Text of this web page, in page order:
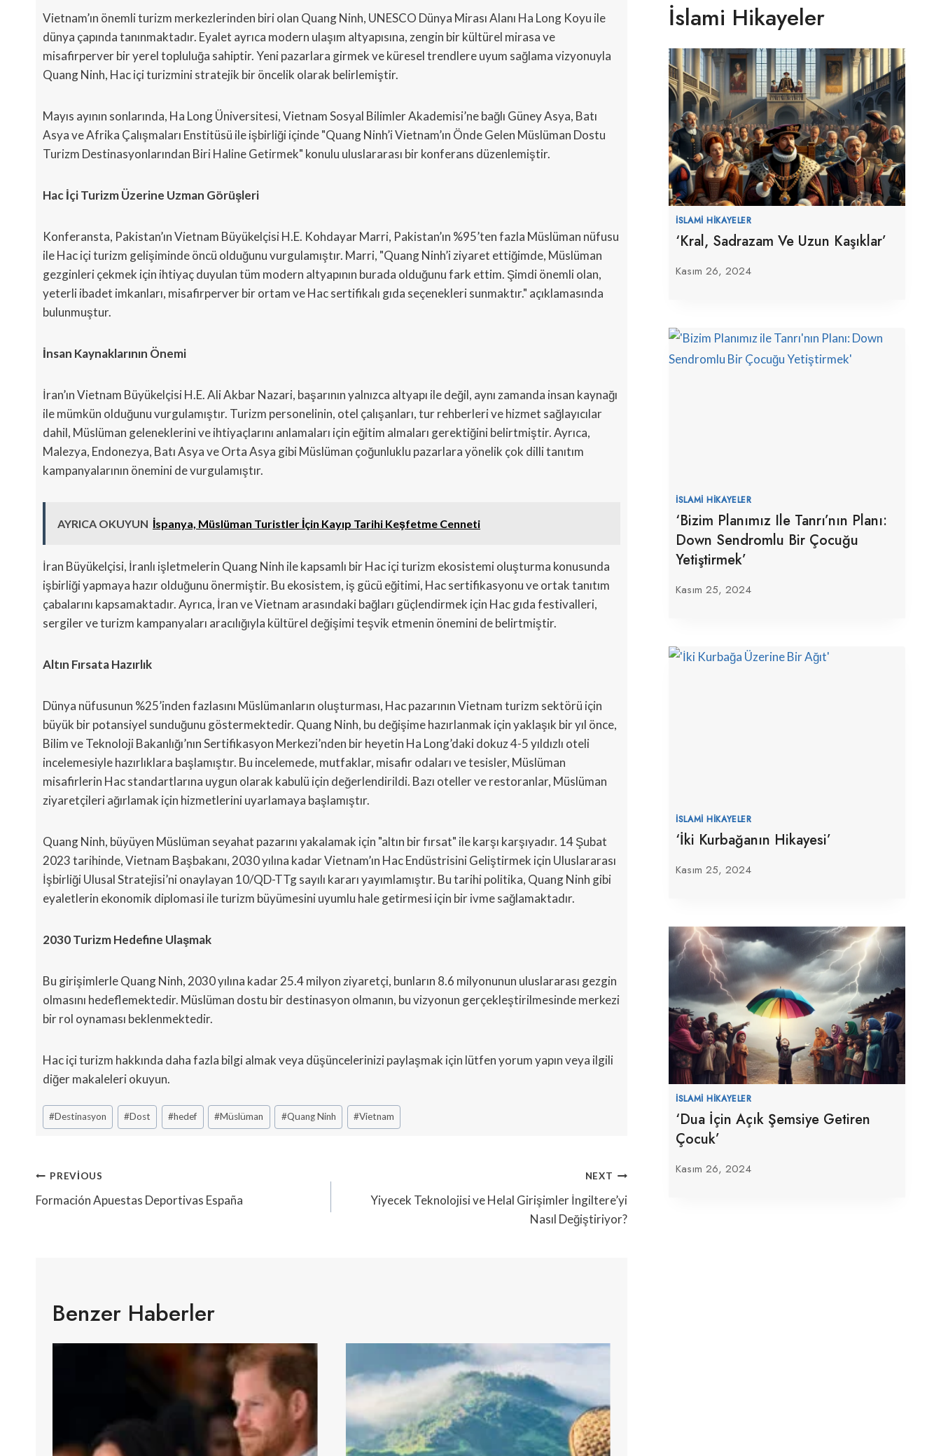
Vietnam’ın önemli turizm merkezlerinden biri olan Quang Ninh, UNESCO Dünya Mirası Alanı Ha Long Koyu ile
dünya çapında tanınmaktadır. Eyalet ayrıca modern ulaşım altyapısına, zengin bir kültürel mirasa ve
misafirperver bir yerel topluluğa sahiptir. Yeni pazarlara girmek ve küresel trendlere uyum sağlama vizyonuyla
Quang Ninh, Hac içi turizmini stratejik bir öncelik olarak belirlemiştir.
Mayıs ayının sonlarında, Ha Long Üniversitesi, Vietnam Sosyal Bilimler Akademisi’ne bağlı Güney Asya, Batı
Asya ve Afrika Çalışmaları Enstitüsü ile işbirliği içinde "Quang Ninh’i Vietnam’ın Önde Gelen Müslüman Dostu
Turizm Destinasyonlarından Biri Haline Getirmek" konulu uluslararası bir konferans düzenlemiştir.
Hac İçi Turizm Üzerine Uzman Görüşleri
Konferansta, Pakistan’ın Vietnam Büyükelçisi H.E. Kohdayar Marri, Pakistan’ın %95’ten fazla Müslüman nüfusu
ile Hac içi turizm gelişiminde öncü olduğunu vurgulamıştır. Marri, "Quang Ninh’i ziyaret ettiğimde, Müslüman
gezginleri çekmek için ihtiyaç duyulan tüm modern altyapının burada olduğunu fark ettim. Şimdi önemli olan,
yeterli ibadet imkanları, misafirperver bir ortam ve Hac sertifikalı gıda seçenekleri sunmaktır." açıklamasında
bulunmuştur.
İnsan Kaynaklarının Önemi
İran’ın Vietnam Büyükelçisi H.E. Ali Akbar Nazari, başarının yalnızca altyapı ile değil, aynı zamanda insan kaynağı
ile mümkün olduğunu vurgulamıştır. Turizm personelinin, otel çalışanları, tur rehberleri ve hizmet sağlayıcılar
dahil, Müslüman geleneklerini ve ihtiyaçlarını anlamaları için eğitim almaları gerektiğini belirtmiştir. Ayrıca,
Malezya, Endonezya, Batı Asya ve Orta Asya gibi Müslüman çoğunluklu pazarlara yönelik çok dilli tanıtım
kampanyalarının önemini de vurgulamıştır.
AYRICA OKUYUN İspanya, Müslüman Turistler İçin Kayıp Tarihi Keşfetme Cenneti
İran Büyükelçisi, İranlı işletmelerin Quang Ninh ile kapsamlı bir Hac içi turizm ekosistemi oluşturma konusunda
işbirliği yapmaya hazır olduğunu önermiştir. Bu ekosistem, iş gücü eğitimi, Hac sertifikasyonu ve ortak tanıtım
çabalarını kapsamaktadır. Ayrıca, İran ve Vietnam arasındaki bağları güçlendirmek için Hac gıda festivalleri,
sergiler ve turizm kampanyaları aracılığıyla kültürel değişimi teşvik etmenin önemini de belirtmiştir.
Altın Fırsata Hazırlık
Dünya nüfusunun %25’inden fazlasını Müslümanların oluşturması, Hac pazarının Vietnam turizm sektörü için
büyük bir potansiyel sunduğunu göstermektedir. Quang Ninh, bu değişime hazırlanmak için yaklaşık bir yıl önce,
Bilim ve Teknoloji Bakanlığı’nın Sertifikasyon Merkezi’nden bir heyetin Ha Long’daki dokuz 4-5 yıldızlı oteli
incelemesiyle hazırlıklara başlamıştır. Bu incelemede, mutfaklar, misafir odaları ve tesisler, Müslüman
misafirlerin Hac standartlarına uygun olarak kabulü için değerlendirildi. Bazı oteller ve restoranlar, Müslüman
ziyaretçileri ağırlamak için hizmetlerini uyarlamaya başlamıştır.
Quang Ninh, büyüyen Müslüman seyahat pazarını yakalamak için "altın bir fırsat" ile karşı karşıyadır. 14 Şubat
2023 tarihinde, Vietnam Başbakanı, 2030 yılına kadar Vietnam’ın Hac Endüstrisini Geliştirmek için Uluslararası
İşbirliği Ulusal Stratejisi’ni onaylayan 10/QD-TTg sayılı kararı yayımlamıştır. Bu tarihi politika, Quang Ninh gibi
eyaletlerin ekonomik diplomasi ile turizm büyümesini uyumlu hale getirmesi için bir ivme sağlamaktadır.
2030 Turizm Hedefine Ulaşmak
Bu girişimlerle Quang Ninh, 2030 yılına kadar 25.4 milyon ziyaretçi, bunların 8.6 milyonunun uluslararası gezgin
olmasını hedeflemektedir. Müslüman dostu bir destinasyon olmanın, bu vizyonun gerçekleştirilmesinde merkezi
bir rol oynaması beklenmektedir.
Hac içi turizm hakkında daha fazla bilgi almak veya düşüncelerinizi paylaşmak için lütfen yorum yapın veya ilgili
diğer makaleleri okuyun.
Post
Tags:
#Destinasyon #Dost #hedef #Müslüman #Quang Ninh #Vietnam
Yazı
Gezinmesi
PREVIOUS
Formación Apuestas Deportivas España
NEXT
Yiyecek Teknolojisi ve Helal Girişimler İngiltere’yi
Nasıl Değiştiriyor?
Benzer Haberler
İslami Hikayeler
İSLAMI HIKAYELER
‘Kral, Sadrazam Ve Uzun Kaşıklar’
Kasım 26, 2024
İSLAMI HIKAYELER
‘Bizim Planımız Ile Tanrı’nın Planı:
Down Sendromlu Bir Çocuğu
Yetiştirmek’
Kasım 25, 2024
İSLAMI HIKAYELER
‘İki Kurbağanın Hikayesi’
Kasım 25, 2024
İSLAMI HIKAYELER
‘Dua İçin Açık Şemsiye Getiren
Çocuk’
Kasım 26, 2024